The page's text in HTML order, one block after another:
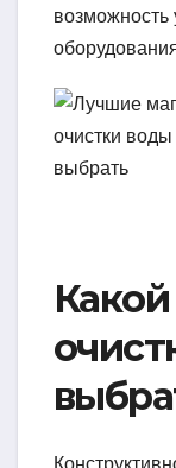
возможность